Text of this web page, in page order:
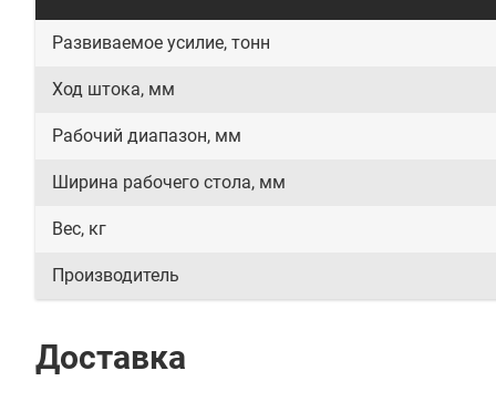
Развиваемое усилие, тонн
Ход штока, мм
Рабочий диапазон, мм
Ширина рабочего стола, мм
Вес, кг
Производитель
Доставка